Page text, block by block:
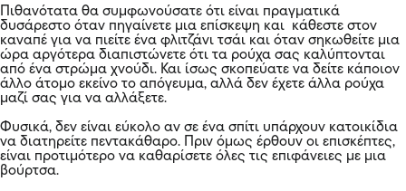
Πιθανότατα θα συμφωνούσατε ότι είναι πραγματικά
δυσάρεστο όταν πηγαίνετε μια επίσκεψη και κάθεστε στον
καναπέ για να πιείτε ένα φλιτζάνι τσάι και όταν σηκωθείτε μια
ώρα αργότερα διαπιστώνετε ότι τα ρούχα σας καλύπτονται
από ένα στρώμα χνούδι. Και ίσως σκοπεύατε να δείτε κάποιον
άλλο άτομο εκείνο το απόγευμα, αλλά δεν έχετε άλλα ρούχα
μαζί σας για να αλλάξετε.
Φυσικά, δεν είναι εύκολο αν σε ένα σπίτι υπάρχουν κατοικίδια
να διατηρείτε πεντακάθαρο. Πριν όμως έρθουν οι επισκέπτες,
είναι προτιμότερο να καθαρίσετε όλες τις επιφάνειες με μια
βούρτσα.